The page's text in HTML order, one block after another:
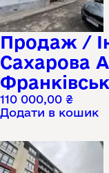
Продаж /
Сахарова
110 000,00 ₴
Додати в кошик